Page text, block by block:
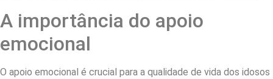
A importância do apoio
emocional
O apoio emocional é crucial para a qualidade de vida dos idosos